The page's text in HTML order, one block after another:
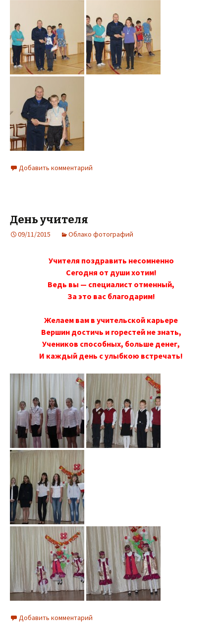
Добавить комментарий
День учителя
09/11/2015 Облако фотографий
Учителя поздравить несомненно
Сегодня от души хотим!
Ведь вы — специалист отменный,
За это вас благодарим!
Желаем вам в учительской карьере
Вершин достичь и горестей не знать,
Учеников способных, больше денег,
И каждый день с улыбкою встречать!
Добавить комментарий